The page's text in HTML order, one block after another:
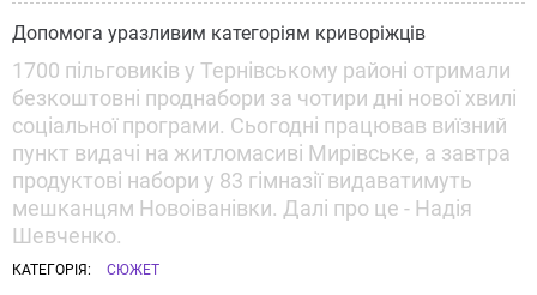
Допомога уразливим категоріям криворіжців
1700 пільговиків у Тернівському районі отримали
безкоштовні проднабори за чотири дні нової хвилі
соціальної програми. Сьогодні працював виїзний
пункт видачі на житломасиві Мирівське, а завтра
продуктові набори у 83 гімназії видаватимуть
мешканцям Новоіванівки. Далі про це - Надія
Шевченко.
КАТЕГОРІЯ: СЮЖЕТ